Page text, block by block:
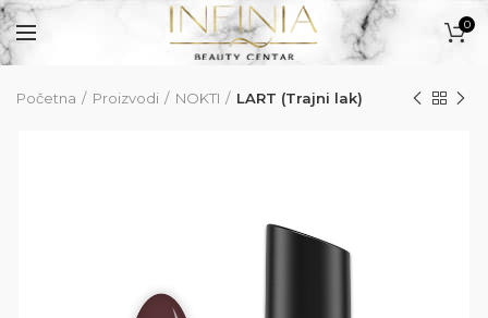
0
Početna Proizvodi NOKTI LART (Trajni lak)
PROIZVODI